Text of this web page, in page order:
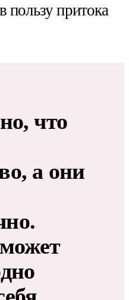
пользу притока
что
а они